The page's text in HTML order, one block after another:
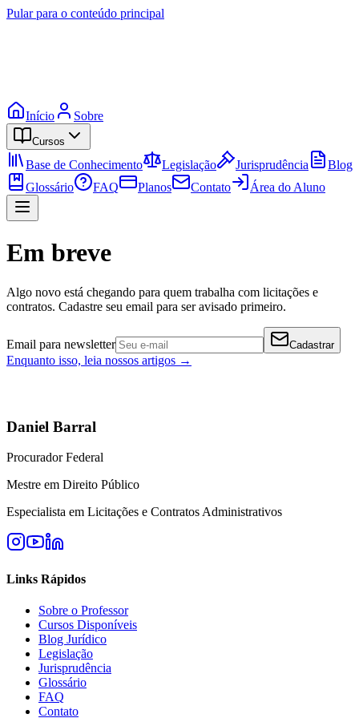
Pular para o conteúdo principal
Início Sobre
Cursos
Base de Conhecimento Legislação Jurisprudência
Blog
Glossário
FAQ Planos Contato Área do Aluno
Em breve
Algo novo está chegando para quem trabalha com licitações e
contratos. Cadastre seu email para ser avisado primeiro.
Email para newsletter Cadastrar
Enquanto isso, leia nossos artigos →
Daniel Barral
Procurador Federal
Mestre em Direito Público
Especialista em Licitações e Contratos Administrativos
Links Rápidos
Sobre o Professor
Cursos Disponíveis
Blog Jurídico
Legislação
Jurisprudência
Glossário
FAQ
Contato